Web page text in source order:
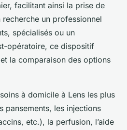
facilitant ainsi la prise de
recherche un professionnel
spécialisés ou un
opératoire, ce dispositif
la comparaison des options
à domicile à Lens les plus
pansements, les injections
etc.), la perfusion, l’aide